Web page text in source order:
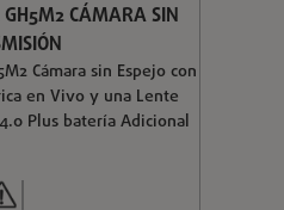
CÁMARA SIN
Cámara sin Espejo con
en Vivo y una Lente
Plus batería Adicional